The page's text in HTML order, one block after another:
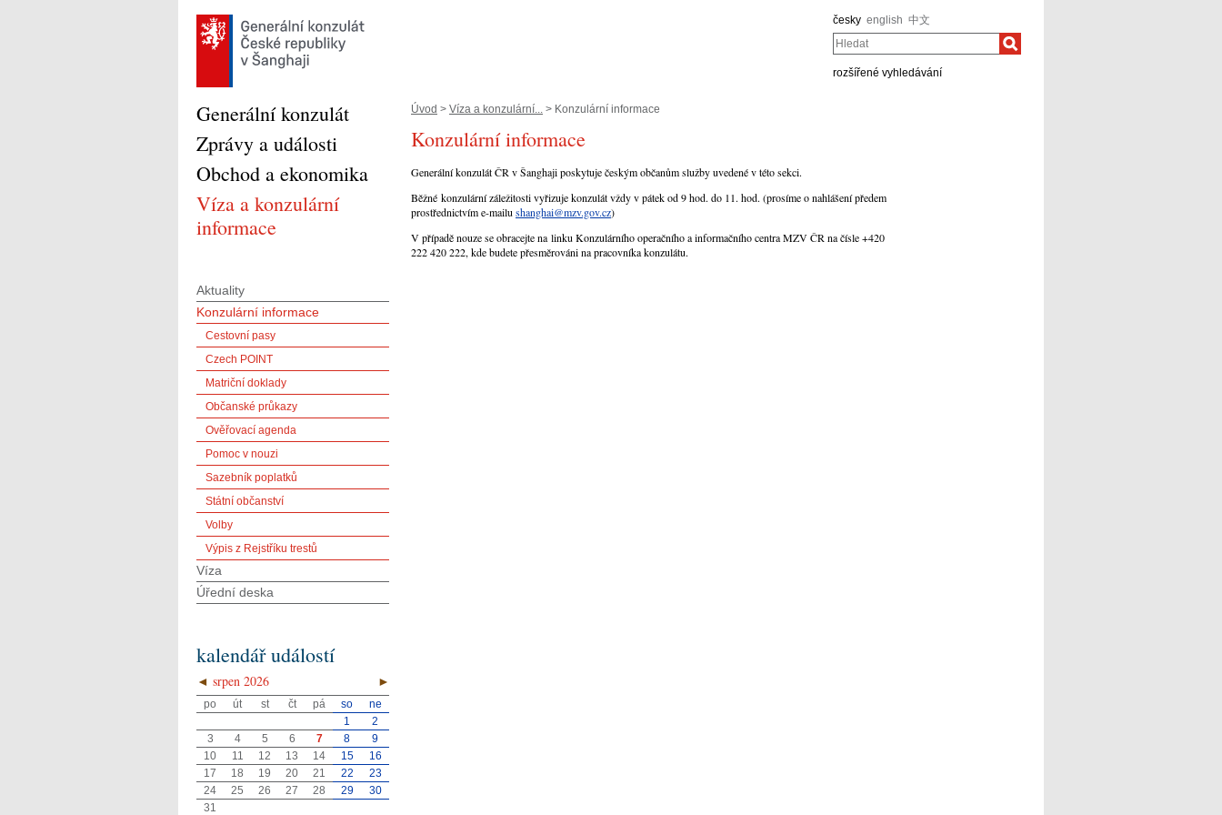
česky english 中文
Hledat
rozšířené vyhledávání
Úvod > Víza a konzulární... > Konzulární informace
Konzulární informace
Generální konzulát ČR v Šanghaji poskytuje českým občanům služby uvedené v této sekci.
Běžné konzulární záležitosti vyřizuje konzulát vždy v pátek od 9 hod. do 11. hod. (prosíme o nahlášení předem
prostřednictvím e-mailushanghai@mzv.gov.cz)
V případě nouze se obracejte na linku Konzulárního operačního a informačního centra MZV ČR na čísle +420
222 420 222, kde budete přesměrováni na pracovníka konzulátu.
Generální konzulát
Zprávy a události
Obchod a ekonomika
Víza a konzulární
informace
Aktuality
Konzulární informace
Cestovní pasy
Czech POINT
Matriční doklady
Občanské průkazy
Ověřovací agenda
Pomoc v nouzi
Sazebník poplatků
Státní občanství
Volby
Výpis z Rejstříku trestů
Víza
Úřední deska
kalendář událostí
◄ ►
srpen 2026
po út st čt pá so
ne
1
2
3
4 5 6 7 8
9
10
11 12 13 14 15
16
17
18 19 20 21 22
23
24
25 26 27 28 29
30
31